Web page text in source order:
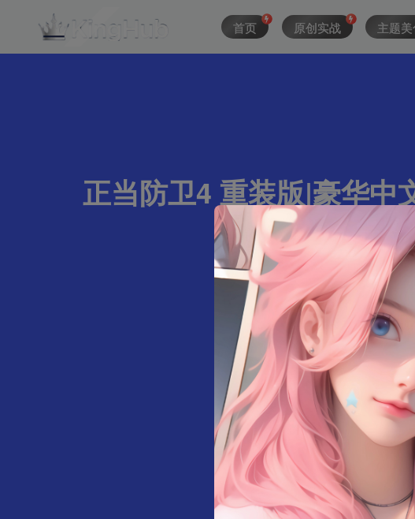
正当防卫4 重装版|豪华中
6字 1分钟
首页 原创实战 主题